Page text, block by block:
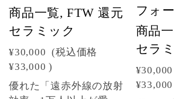
商品一覧, FTW 還元
セラミック
¥30,000 (税込価格
¥33,000 )
優れた「遠赤外線の放射
フォ
商品
セラ
¥30,000
¥33,000